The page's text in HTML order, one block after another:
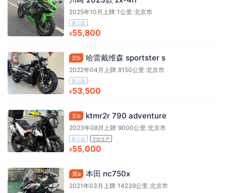
2025年10月上牌/1公里 /北京市
新上架
¥55,800
京b 哈雷戴维森 sportster s
2022年04月上牌/8150公里 /北京市
新上架
¥53,500
京b ktmr2r 790 adventure
2023年08月上牌/9000公里 /北京市
新上架 0次过户
¥55,000
冀a 本田 nc750x
2021年03月上牌/14239公里 /北京市